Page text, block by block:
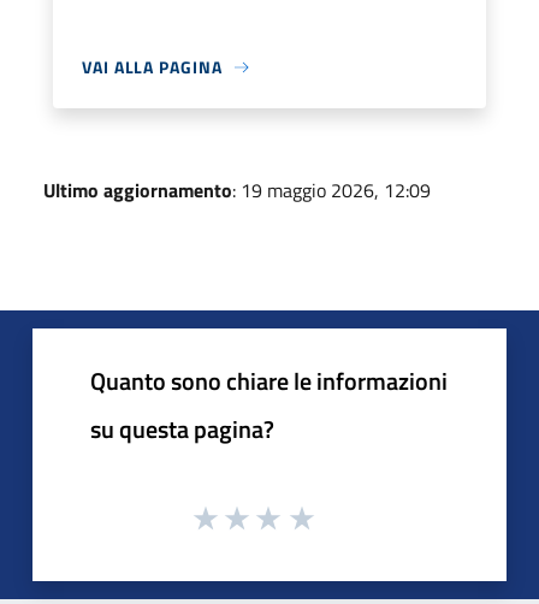
VAI ALLA PAGINA
Ultimo aggiornamento: 19 maggio 2026, 12:09
Quanto sono chiare le informazioni
su questa pagina?